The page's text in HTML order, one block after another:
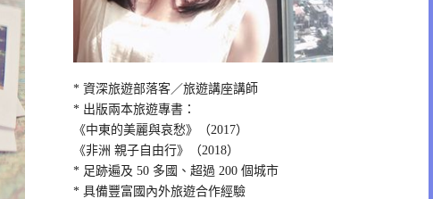
* 資深旅遊部落客／旅遊講座講師
* 出版兩本旅遊專書：
《中東的美麗與哀愁》（2017）
《非洲 親子自由行》（2018）
* 足跡遍及 50 多國、超過 200 個城市
* 具備豐富國內外旅遊合作經驗